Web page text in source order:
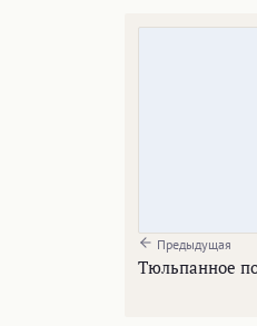
Предыдущая
Тюльпанное